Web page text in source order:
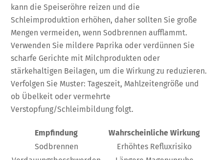
kann die Speiseröhre reizen und die
Schleimproduktion erhöhen, daher sollten Sie große
Mengen vermeiden, wenn Sodbrennen aufflammt.
Verwenden Sie mildere Paprika oder verdünnen Sie
scharfe Gerichte mit Milchprodukten oder
stärkehaltigen Beilagen, um die Wirkung zu reduzieren.
Verfolgen Sie Muster: Tageszeit, Mahlzeitengröße und
ob Übelkeit oder vermehrte
Verstopfung/Schleimbildung folgt.
Empfindung
Wahrscheinliche Wirkung
Sodbrennen
Erhöhtes Refluxrisiko